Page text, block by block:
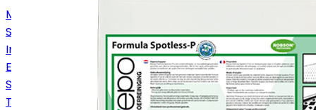
Machines
Stofzuigers
Industriezuigers
Eenschijfsmachines
Schrob-/zuigmachines
Tapijtmachines